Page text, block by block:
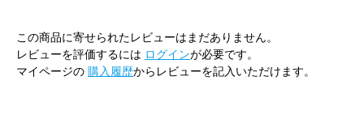
この商品に寄せられたレビューはまだありません。
レビューを評価するには ログインが必要です。
マイページの 購入履歴からレビューを記入いただけます。